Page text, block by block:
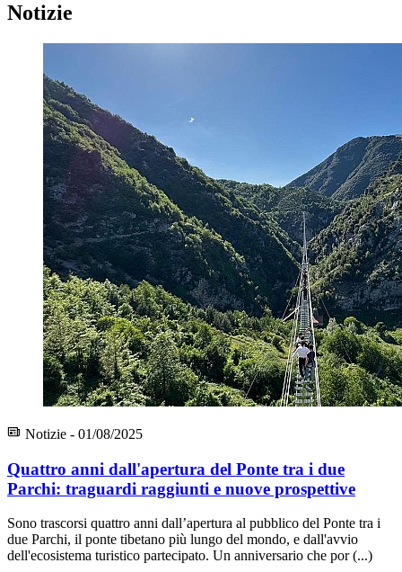
Notizie
Notizie - 01/08/2025
Quattro anni dall'apertura del Ponte tra i due
Parchi: traguardi raggiunti e nuove prospettive
Sono trascorsi quattro anni dall’apertura al pubblico del Ponte tra i
due Parchi, il ponte tibetano più lungo del mondo, e dall'avvio
dell'ecosistema turistico partecipato. Un anniversario che por (...)